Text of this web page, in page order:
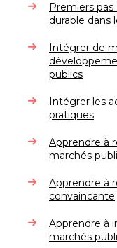
Premiers
durable dans
Intégrer de
publics
Intégrer les
pratiques
Apprendre à
marchés
Apprendre à
convaincante
Apprendre à
marchés